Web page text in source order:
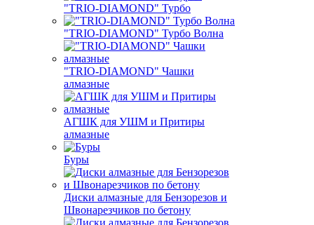
"TRIO-DIAMOND" Турбо
"TRIO-DIAMOND" Турбо Волна
"TRIO-DIAMOND" Чашки
алмазные
АГШК для УШМ и Притиры
алмазные
Буры
Диски алмазные для Бензорезов и
Швонарезчиков по бетону